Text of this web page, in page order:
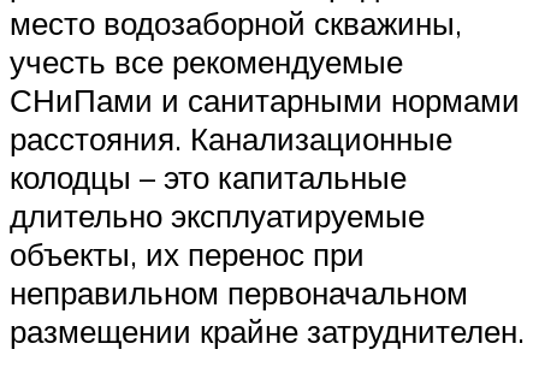
место водозаборной скважины,
учесть все рекомендуемые
СНиПами и санитарными нормами
расстояния. Канализационные
колодцы – это капитальные
длительно эксплуатируемые
объекты, их перенос при
неправильном первоначальном
размещении крайне затруднителен.